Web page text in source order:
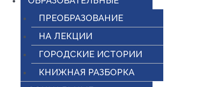
ПРЕОБРАЗОВАНИЕ
НА ЛЕКЦИИ
ГОРОДСКИЕ ИСТОРИИ
КНИЖНАЯ РАЗБОРКА